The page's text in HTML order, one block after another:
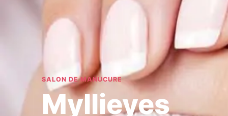
SALON DE MANUCURE
Myllieyes